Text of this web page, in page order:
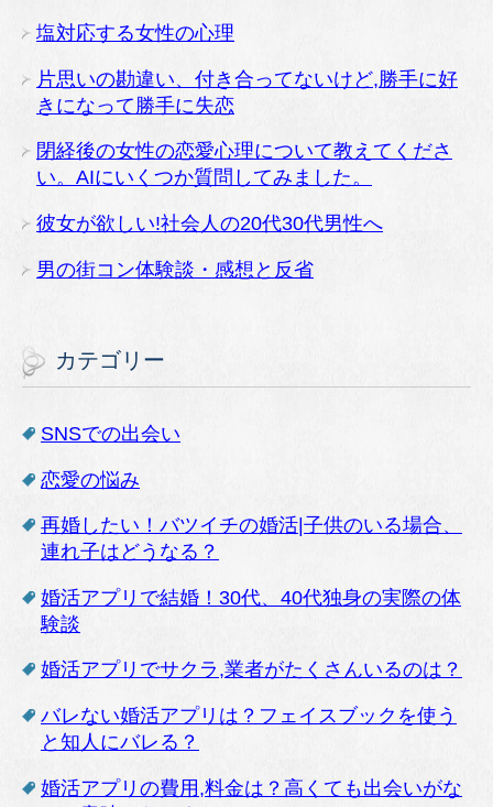
塩対応する女性の心理
片思いの勘違い、付き合ってないけど,勝手に好
きになって勝手に失恋
閉経後の女性の恋愛心理について教えてくださ
い。AIにいくつか質問してみました。
彼女が欲しい!社会人の20代30代男性へ
男の街コン体験談・感想と反省
カテゴリー
SNSでの出会い
恋愛の悩み
再婚したい！バツイチの婚活|子供のいる場合、
連れ子はどうなる？
婚活アプリで結婚！30代、40代独身の実際の体
験談
婚活アプリでサクラ,業者がたくさんいるのは？
バレない婚活アプリは？フェイスブックを使う
と知人にバレる？
婚活アプリの費用,料金は？高くても出会いがな